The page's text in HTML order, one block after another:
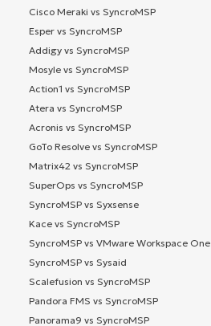
Cisco Meraki vs SyncroMSP
Esper vs SyncroMSP
Addigy vs SyncroMSP
Mosyle vs SyncroMSP
Action1 vs SyncroMSP
Atera vs SyncroMSP
Acronis vs SyncroMSP
GoTo Resolve vs SyncroMSP
Matrix42 vs SyncroMSP
SuperOps vs SyncroMSP
SyncroMSP vs Syxsense
Kace vs SyncroMSP
SyncroMSP vs VMware Workspace One
SyncroMSP vs Sysaid
Scalefusion vs SyncroMSP
Pandora FMS vs SyncroMSP
Panorama9 vs SyncroMSP